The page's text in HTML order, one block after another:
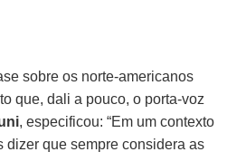
sobre os norte-americanos
que, dali a pouco, o porta-voz
, especificou: “Em um contexto
dizer que sempre considera as